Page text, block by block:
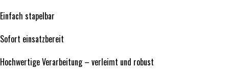
Einfach stapelbar
Sofort einsatzbereit
Hochwertige Verarbeitung – verleimt und robust